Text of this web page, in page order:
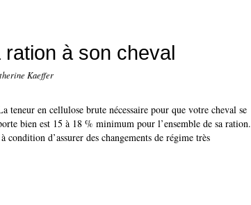
à son cheval
Kaeffer
teneur en cellulose brute nécessaire pour que votre cheval se
bien est 15 à 18 % minimum pour l’ensemble de sa ration.
condition d’assurer des changements de régime très